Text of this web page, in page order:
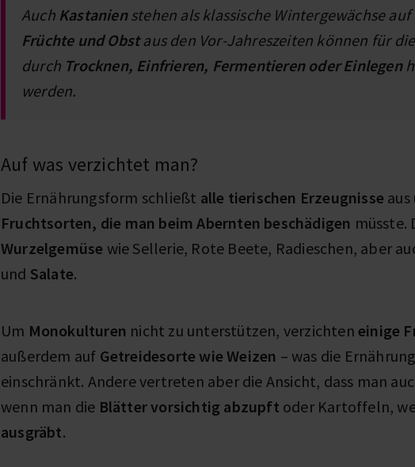
Auch Kastanienstehen als klassische Wintergewächse
Früchte und Obstaus den Vor-Jahreszeiten können für
durch Trocknen, Einfrieren, Fermentieren oder Einlegen
werden.
Auf was verzichtet man?
Die Ernährungsform schließt alle tierischen Erzeugnisse aus
Fruchtsorten, die man beim Abernten beschädigen müsste.
Wurzelgemüse wie Sellerie, Rote Beete, Radieschen, aber
und Salate.
Um Monokulturen nicht zu unterstützen, verzichteneinige
außerdem auf Getreidesorte wie Weizen – was die
einschränkt. Andere vertreten aber die Ansicht, dass man
wenn man die Blätter vorsichtig abzupft oder Kartoffeln,
ausgräbt.